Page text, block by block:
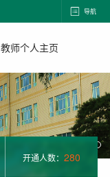
导航
教师个人主页
开通人数： 280